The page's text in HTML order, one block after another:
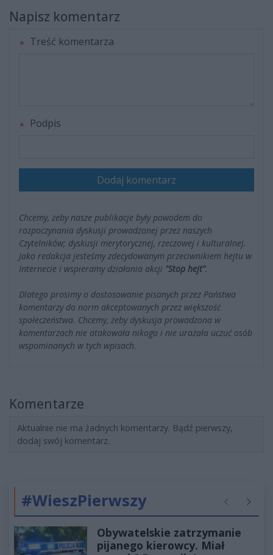
Napisz komentarz
Treść komentarza
Podpis
Dodaj komentarz
Chcemy, żeby nasze publikacje były powodem do
rozpoczynania dyskusji prowadzonej przez naszych
Czytelników; dyskusji merytorycznej, rzeczowej i kulturalnej.
Jako redakcja jesteśmy zdecydowanym przeciwnikiem hejtu w
Internecie i wspieramy działania akcji "Stop hejt".
Dlatego prosimy o dostosowanie pisanych przez Państwa
komentarzy do norm akceptowanych przez większość
społeczeństwa. Chcemy, żeby dyskusja prowadzona w
komentarzach nie atakowała nikogo i nie urażała uczuć osób
wspominanych w tych wpisach.
Komentarze
Aktualnie nie ma żadnych komentarzy. Bądź pierwszy,
dodaj swój komentarz.
#WieszPierwszy Poprzednie
Obywatelskie zatrzymanie
pijanego kierowcy. Miał